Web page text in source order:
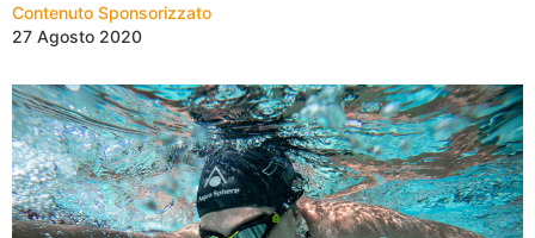
Contenuto Sponsorizzato
27 Agosto 2020